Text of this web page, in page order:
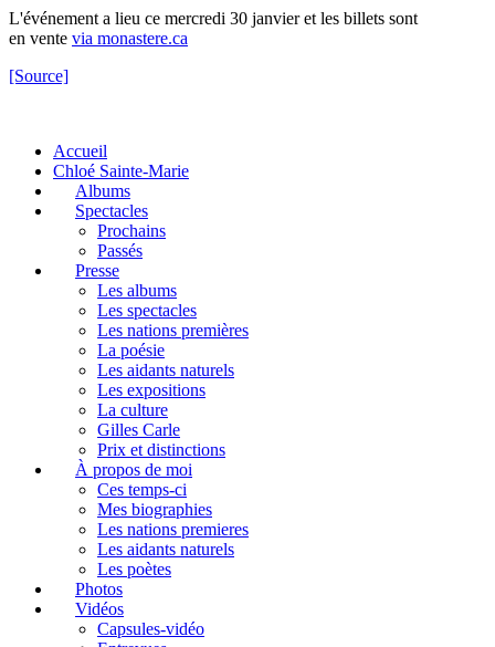
L'événement a lieu ce mercredi 30 janvier et les billets sont
en vente via monastere.ca
[Source]
Accueil
Chloé Sainte-Marie
Albums
Spectacles
Prochains
Passés
Presse
Les albums
Les spectacles
Les nations premières
La poésie
Les aidants naturels
Les expositions
La culture
Gilles Carle
Prix et distinctions
À propos de moi
Ces temps-ci
Mes biographies
Les nations premieres
Les aidants naturels
Les poètes
Photos
Vidéos
Capsules-vidéo